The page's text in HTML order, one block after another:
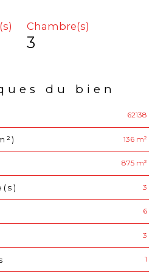
Chambre(s)
3
du bien
62138
136 m²
875 m²
3
6
3
1